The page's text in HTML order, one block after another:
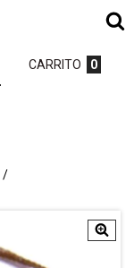
CARRITO 0
/